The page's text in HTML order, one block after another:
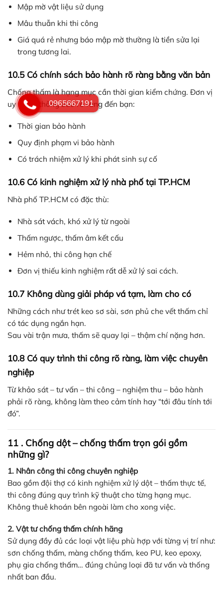
Mập mờ vật liệu sử dụng
Mâu thuẫn khi thi công
Giá quá rẻ nhưng báo mập mờ thường là tiền sửa lại
trong tương lai.
10.5 Có chính sách bảo hành rõ ràng bằng văn bản
Chống thấm là hạng mục cần thời gian kiểm chứng. Đơn vị
uy tín sẽ thông báo rõ ràng đến bạn:
Thời gian bảo hành
Quy định phạm vi bảo hành
Có trách nhiệm xử lý khi phát sinh sự cố
10.6 Có kinh nghiệm xử lý nhà phố tại TP.HCM
Nhà phố TP.HCM có đặc thù:
Nhà sát vách, khó xử lý từ ngoài
Thấm ngược, thấm âm kết cấu
Hẻm nhỏ, thi công hạn chế
Đơn vị thiếu kinh nghiệm rất dễ xử lý sai cách.
10.7 Không dùng giải pháp vá tạm, làm cho có
Những cách như trét keo sơ sài, sơn phủ che vết thấm chỉ
có tác dụng ngắn hạn.
Sau vài trận mưa, thấm sẽ quay lại – thậm chí nặng hơn.
10.8 Có quy trình thi công rõ ràng, làm việc chuyên
nghiệp
Từ khảo sát – tư vấn – thi công – nghiệm thu – bảo hành
phải rõ ràng, không làm theo cảm tính hay “tới đâu tính tới
đó”.
11 . Chống dột – chống thấm trọn gói gồm
những gì?
1. Nhân công thi công chuyên nghiệp
Bao gồm đội thợ có kinh nghiệm xử lý dột – thấm thực tế,
thi công đúng quy trình kỹ thuật cho từng hạng mục.
Không thuê khoán bên ngoài làm cho xong việc.
2. Vật tư chống thấm chính hãng
Sử dụng đầy đủ các loại vật liệu phù hợp với từng vị trí như:
sơn chống thấm, màng chống thấm, keo PU, keo epoxy,
phụ gia chống thấm… đúng chủng loại đã tư vấn và thống
nhất ban đầu.
0965667191